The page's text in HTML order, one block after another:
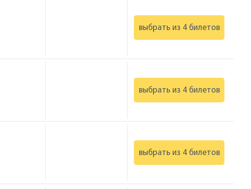
выбрать из 4 билетов
выбрать из 4 билетов
выбрать из 4 билетов